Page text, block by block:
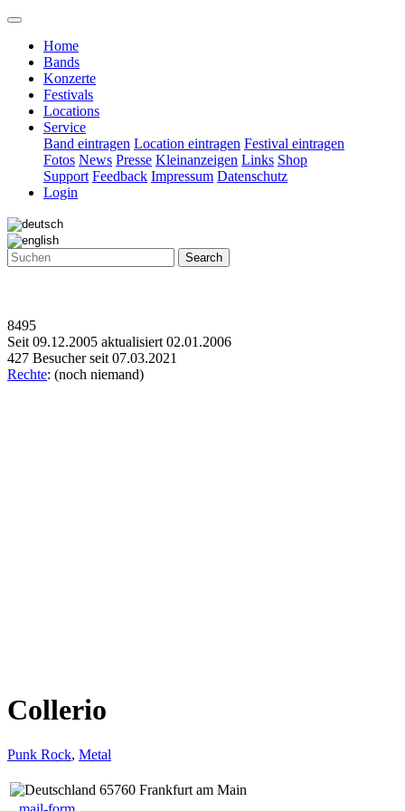
Home
Bands
Konzerte
Festivals
Locations
Service
Band eintragen Location eintragen Festival eintragen
Fotos News Presse Kleinanzeigen Links Shop
Support Feedback Impressum Datenschutz
Login
Search
8495
Seit 09.12.2005 aktualisiert 02.01.2006
427 Besucher seit 07.03.2021
Rechte: (noch niemand)
Collerio
Punk Rock, Metal
65760 Frankfurt am Main